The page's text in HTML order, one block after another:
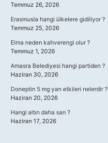
Temmuz 26, 2026
Erasmusla hangi ülkelere gidiliyor ?
Temmuz 25, 2026
Elma neden kahverengi olur ?
Temmuz 1, 2026
Amasra Belediyesi hangi partiden ?
Haziran 30, 2026
Doneptin 5 mg yan etkileri nelerdir ?
Haziran 20, 2026
Hangi altın daha sarı ?
Haziran 17, 2026